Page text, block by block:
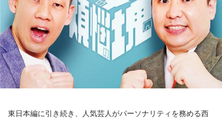
東日本編に引き続き、人気芸人がパーソナリティを務める西